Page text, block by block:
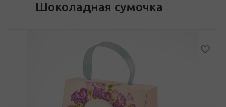
Шоколадная сумочка